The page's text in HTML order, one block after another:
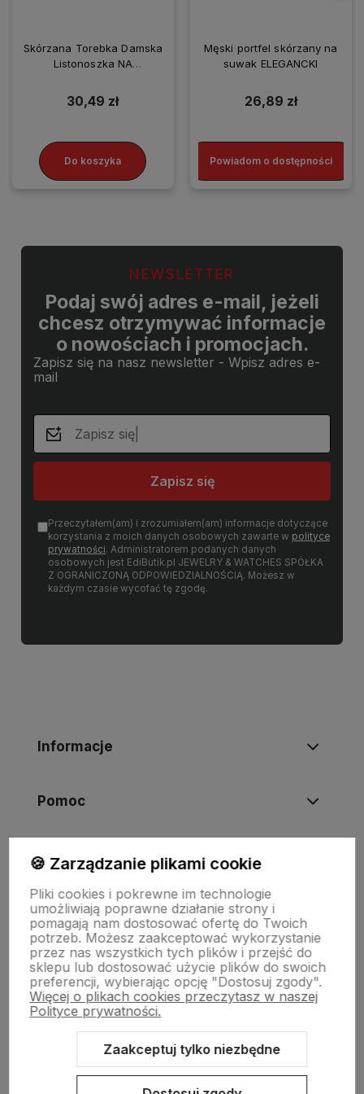
Skórzana Torebka Damska
Listonoszka NA
30,49 zł
Do koszyka
Męski portfel skórzany na
suwak ELEGANCKI
26,89 zł
Powiadom o dostępności
NEWSLETTER
Podaj swój adres e-mail, jeżeli
chcesz otrzymywać informacje
o nowościach i promocjach.
Zapisz się na nasz newsletter - Wpisz adres e-
mail
Zapisz się
Przeczytałem(am) i zrozumiałem(am) informacje dotyczące
korzystania z moich danych osobowych zawarte w polityce
prywatności. Administratorem podanych danych
osobowych jest EdiButik.pl JEWELRY & WATCHES SPÓŁKA
Z OGRANICZONĄ ODPOWIEDZIALNOŚCIĄ. Możesz w
każdym czasie wycofać tę zgodę.
Informacje
Pomoc
Moje konto
Swiat Edibutik
Sklep internetowy Shoper Premium
Szablon Shoper Modern 3.0™
🍪 Zarządzanie plikami cookie
Pliki cookies i pokrewne im technologie
umożliwiają poprawne działanie strony i
pomagają nam dostosować ofertę do Twoich
potrzeb. Możesz zaakceptować wykorzystanie
przez nas wszystkich tych plików i przejść do
sklepu lub dostosować użycie plików do swoich
preferencji, wybierając opcję "Dostosuj zgody".
Więcej o plikach cookies przeczytasz w naszej
Polityce prywatności.
Zaakceptuj tylko niezbędne